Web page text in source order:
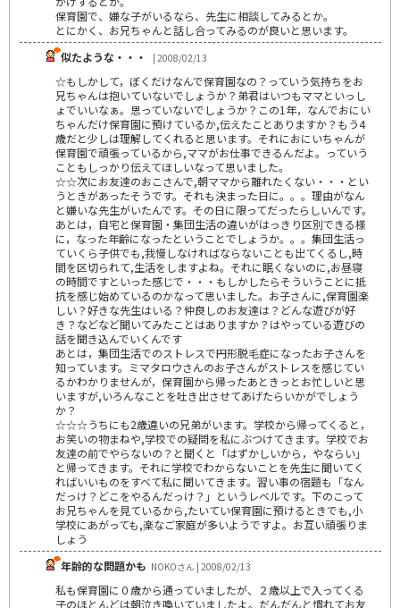
保育園で、嫌な子がいるなら、先生に相談してみるとか。
とにかく、お兄ちゃんと話し合ってみるのが良いと思います。
似たような・・・
| 2008/02/13
☆もしかして，ぼくだけなんで保育園なの？っていう気持ちをお
兄ちゃんは抱いていないでしょうか？弟君はいつもママといっし
ょでいいなぁ。思っていないでしょうか？この1年，なんでおにい
ちゃんだけ保育園に預けているか,伝えたことありますか？もう4
歳だと少しは理解してくれると思います。それにおにいちゃんが
保育園で頑張っているから,ママがお仕事できるんだよ。っていう
こともしっかり伝えてほしいなって思いました。
☆☆次にお友達のおこさんで,朝ママから離れたくない・・・とい
うときがあったそうです。それも決まった日に。。。理由がなん
と嫌いな先生がいたんです。その日に限ってだったらしいんです。
あとは，自宅と保育園・集団生活の違いがはっきり区別できる様
に，なった年齢になったということでしょうか。。。集団生活っ
ていくら子供でも,我慢しなければならないことも出てくるし,時
間を区切られて,生活をしますよね。それに眠くないのに,お昼寝
の時間ですといった感じで・・・もしかしたらそういうことに抵
抗を感じ始めているのかなって思いました。お子さんに,保育園楽
しい？好きな先生はいる？仲良しのお友達は？どんな遊びが好
き？などなど聞いてみたことはありますか？はやっている遊びの
話を聞き込んでいくんです
あとは，集団生活でのストレスで円形脱毛症になったお子さんを
知っています。ミマタロウさんのお子さんがストレスを感じてい
るかわかりませんが，保育園から帰ったあときっとお忙しいと思
いますが,いろんなことを吐き出させてあげたらいかがでしょう
か？
☆☆☆うちにも2歳違いの兄弟がいます。学校から帰ってくると，
お笑いの物まねや,学校での疑問を私にぶつけてきます。学校でお
友達の前でやらないの？と聞くと「はずかしいから，やならい」
と帰ってきます。それに学校でわからないことを先生に聞いてく
ればいいものをすべて私に聞いてきます。習い事の宿題も「なん
だっけ？どこをやるんだっけ？」というレベルです。下のこって
お兄ちゃんを見ているから,たいてい保育園に預けるときでも,小
学校にあがっても,楽なご家庭が多いようですよ。お互い頑張りま
しょう
年齢的な問題かも NOKOさん | 2008/02/13
私も保育園に０歳から通っていましたが、２歳以上で入ってくる
子のほとんどは朝泣き喚いていましたよ。だんだんと慣れてお友